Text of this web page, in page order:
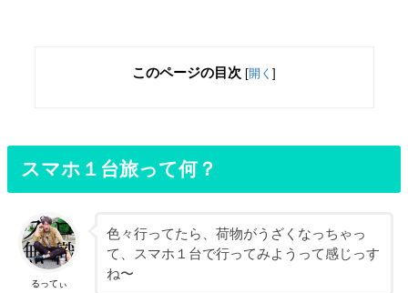
このページの目次 [開く ]
スマホ１台旅って何？
るってぃ
色々行ってたら、荷物がうざくなっちゃっ
て、スマホ１台で行ってみようって感じっす
ね〜